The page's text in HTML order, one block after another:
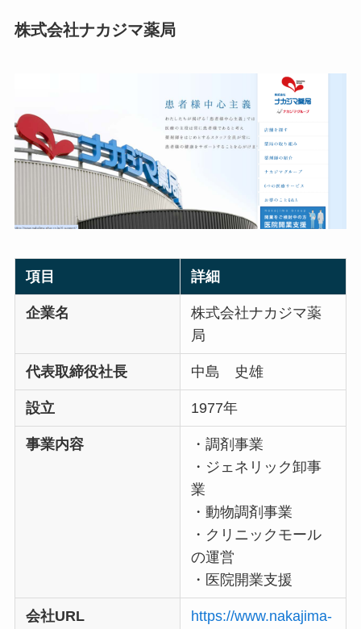
株式会社ナカジマ薬局
項目 詳細
企業名
株式会社ナカジマ薬
局
代表取締役社長 中島 史雄
設立 1977年
事業内容
・調剤事業
・ジェネリック卸事
業
・動物調剤事業
・クリニックモール
の運営
・医院開業支援
会社URL
https://www.nakajima-